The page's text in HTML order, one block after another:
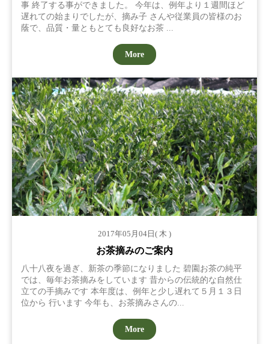
事 終了する事ができました。 今年は、例年より１週間ほど
遅れての始まりでしたが、摘み子 さんや従業員の皆様のお
蔭で、品質・量ともとても良好なお茶 ...
More
2017年05月04日( 木 )
お茶摘みのご案内
八十八夜を過ぎ、新茶の季節になりました 碧園お茶の純平
では、毎年お茶摘みをしています 昔からの伝統的な自然仕
立ての手摘みです 本年度は、例年と少し遅れて５月１３日
位から 行います 今年も、お茶摘みさんの...
More